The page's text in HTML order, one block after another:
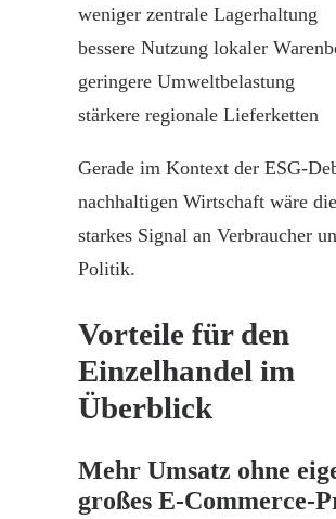
weniger zentrale Lagerhaltung
bessere Nutzung lokaler
geringere Umweltbelastung
stärkere regionale Lieferketten
Gerade im Kontext der ESG-
nachhaltigen Wirtschaft wäre
starkes Signal an Verbraucher
Politik.
Vorteile für den
Einzelhandel im
Überblick
Mehr Umsatz ohne
großes E-Commerce-